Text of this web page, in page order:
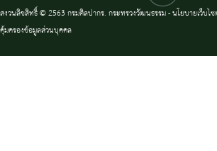
สงวนลิขสิทธิ์ © 2563 กรมศิลปากร. กระทรวงวัฒนธรรม -นโยบายเว็บไ
คุ้มครองข้อมูลส่วนบุคคล